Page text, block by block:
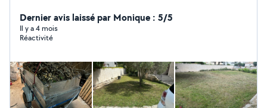
Dernier avis laissé par Monique : 5/5
Il y a 4 mois
Réactivité